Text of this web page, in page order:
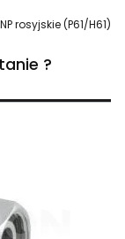
rosyjskie (P61/H61)
?